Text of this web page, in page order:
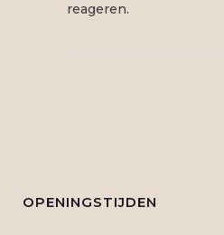
reageren.
OPENINGSTIJDEN